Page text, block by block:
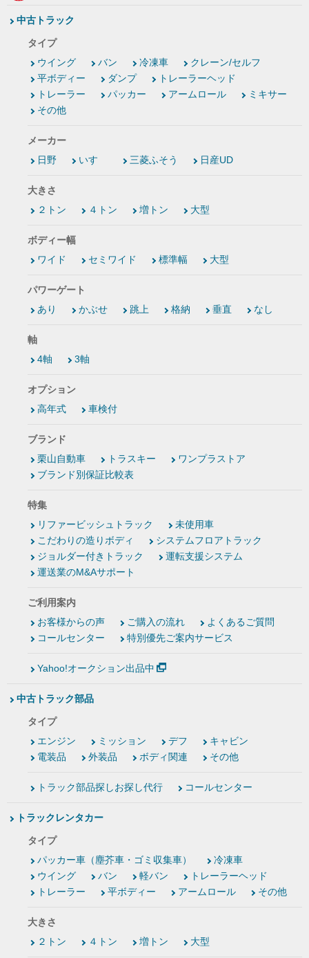
中古トラック
タイプ
ウイング
バン 冷凍車
クレーン/セルフ
平ボディー
ダンプ
トレーラーヘッド
トレーラー
パッカー アームロール
ミキサー
その他
メーカー
日野
いすゞ 三菱ふそう 日産UD
大きさ
２トン
４トン 増トン 大型
ボディー幅
ワイド
セミワイド 標準幅 大型
パワーゲート
あり
かぶせ 跳上 格納 垂直 なし
軸
4軸
3軸
オプション
高年式
車検付
ブランド
栗山自動車
トラスキー
ワンプラストア
ブランド別保証比較表
特集
リファービッシュトラック
未使用車
こだわりの造りボディ
システムフロアトラック
ジョルダー付きトラック
運転支援システム
運送業のM&Aサポート
ご利用案内
お客様からの声
ご購入の流れ
よくあるご質問
コールセンター
特別優先ご案内サービス
Yahoo!オークション出品中
中古トラック部品
タイプ
エンジン
ミッション デフ
キャビン
電装品
外装品 ボディ関連 その他
トラック部品探しお探し代行 コールセンター
トラックレンタカー
タイプ
パッカー車（塵芥車・ゴミ収集車）
冷凍車
ウイング
バン 軽バン
トレーラーヘッド
トレーラー
平ボディー アームロール その他
大きさ
２トン
４トン 増トン 大型